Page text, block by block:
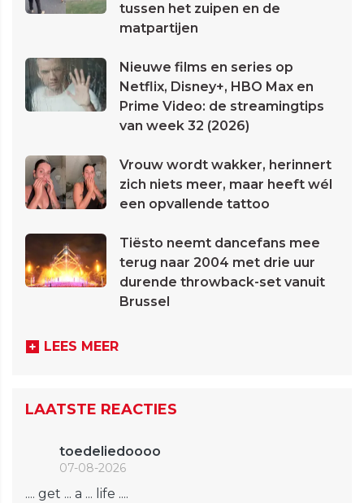
tussen het zuipen en de
matpartijen
Nieuwe films en series op
Netflix, Disney+, HBO Max en
Prime Video: de streamingtips
van week 32 (2026)
Vrouw wordt wakker, herinnert
zich niets meer, maar heeft wél
een opvallende tattoo
Tiësto neemt dancefans mee
terug naar 2004 met drie uur
durende throwback-set vanuit
Brussel
LEES MEER
LAATSTE REACTIES
toedeliedoooo
07-08-2026
.... get ... a ... life ....